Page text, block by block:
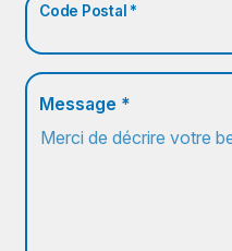
Code Postal *
Message *